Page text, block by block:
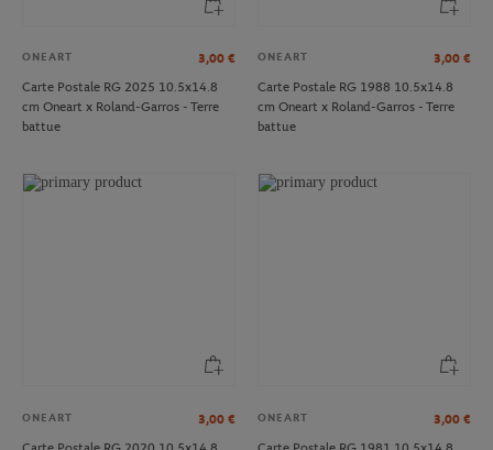
ONEART 3,00 €
Carte Postale RG 2025 10.5x14.8
cm Oneart x Roland-Garros - Terre
battue
ONEART 3,00 €
Carte Postale RG 1988 10.5x14.8
cm Oneart x Roland-Garros - Terre
battue
ONEART 3,00 €
ONEART 3,00 €